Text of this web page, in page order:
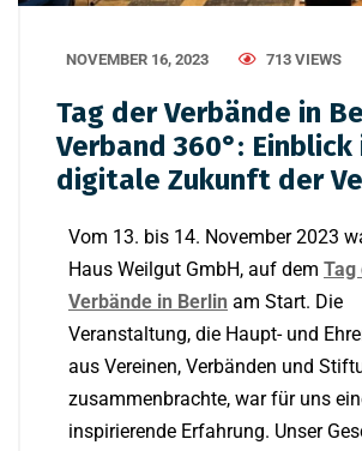
NOVEMBER 16, 2023 713 VIEWS
Tag der Verbände in
Verband 360°: Einblick
digitale Zukunft der
Vom 13. bis 14. November 2023
Haus Weilgut GmbH, auf dem Tag
Verbände in Berlin am Start. Die
Veranstaltung, die Haupt- und
aus Vereinen, Verbänden und
zusammenbrachte, war für uns
inspirierende Erfahrung. Unser